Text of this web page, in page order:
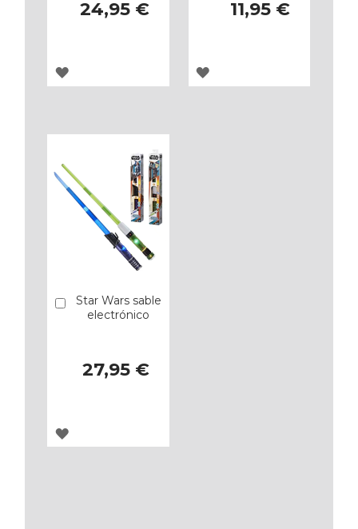
24,95 €
AGREGAR
FAVORITOS
11,95 €
AGREGAR
Star Wars sable
electrónico
27,95 €
Añadir
AGREGAR